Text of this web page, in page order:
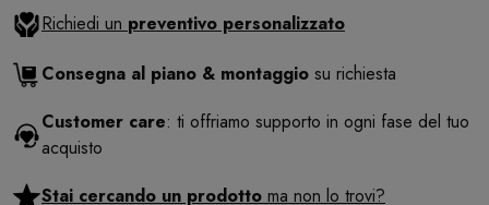
Richiedi un preventivo personalizzato
Consegna al piano & montaggio su richiesta
Customer care: ti offriamo supporto in ogni fase del tuo
acquisto
Stai cercando un prodotto ma non lo trovi?